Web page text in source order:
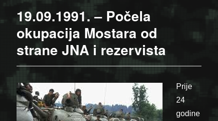
19.09.1991. – Počela
okupacija Mostara od
strane JNA i rezervista
Prije
24
godine